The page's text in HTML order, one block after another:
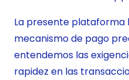
La presente plataforma
mecanismo de pago
entendemos las
rapidez en las